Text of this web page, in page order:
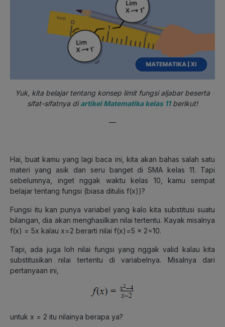
Yuk, kita belajar tentang konsep limit fungsi aljabar beserta
sifat-sifatnya diartikel Matematika kelas 11berikut!
—
Hai, buat kamu yang lagi baca ini, kita akan bahas salah satu
materi yang asik dan seru banget di SMA kelas 11. Tapi
sebelumnya, inget nggak waktu kelas 10, kamu sempat
belajar tentang fungsi (biasa ditulis f(x))?
Fungsi itu kan punya variabel yang kalo kita substitusi suatu
bilangan, dia akan menghasilkan nilai tertentu. Kayak misalnya
f(x) = 5x kalau x=2 berarti nilai f(x)=5 x 2=10.
Tapi, ada juga loh nilai fungsi yang nggak valid kalau kita
substitusikan nilai tertentu di variabelnya. Misalnya dari
pertanyaan ini,
untuk x = 2 itu nilainya berapa ya?